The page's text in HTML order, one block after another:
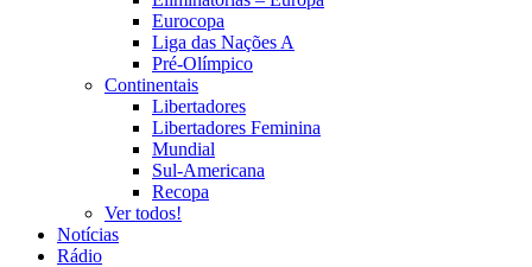
Eurocopa
Liga das Nações A
Pré-Olímpico
Continentais
Libertadores
Libertadores Feminina
Mundial
Sul-Americana
Recopa
Ver todos!
Notícias
Rádio